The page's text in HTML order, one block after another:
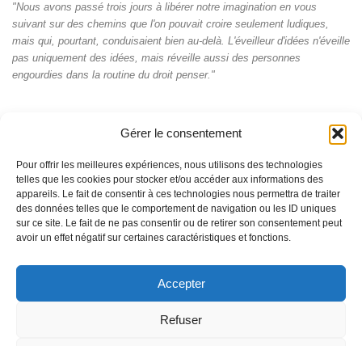
Gérer le consentement
Pour offrir les meilleures expériences, nous utilisons des technologies
telles que les cookies pour stocker et/ou accéder aux informations des
appareils. Le fait de consentir à ces technologies nous permettra de traiter
des données telles que le comportement de navigation ou les ID uniques
sur ce site. Le fait de ne pas consentir ou de retirer son consentement peut
avoir un effet négatif sur certaines caractéristiques et fonctions.
Accepter
Refuser
"Nous avons passé trois jours à libérer notre imagination en vous
suivant sur des chemins que l'on pouvait croire seulement ludiques,
mais qui, pourtant, conduisaient bien au-delà. L'éveilleur d'idées n'éveille
pas uniquement des idées, mais réveille aussi des personnes
engourdies dans la routine du droit penser."
© Pascal Perrat 2026 - La marque et les contenus du site
Entre2lettres.com sont soumis à la protection de la propriété
intellectuelle